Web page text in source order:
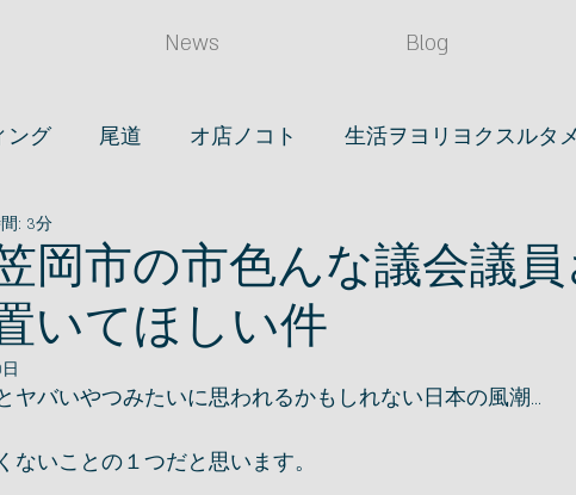
News Blog
ング 尾道 オ店ノコト 生活ヲヨリヨクスルタ
デア(タベル)
ライフスタイル 映画
岡市の市色んな議会議
いてほしい件
: 3分
ヤバいやつみたいに思われるかもしれない日本の風潮...
ないことの１つだと思います。